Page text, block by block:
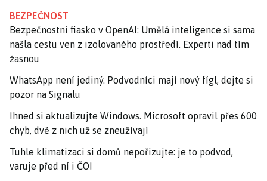
BEZPEČNOST
Bezpečnostní fiasko v OpenAI: Umělá inteligence si sama
našla cestu ven z izolovaného prostředí. Experti nad tím
žasnou
WhatsApp není jediný. Podvodníci mají nový fígl, dejte si
pozor na Signalu
Ihned si aktualizujte Windows. Microsoft opravil přes 600
chyb, dvě z nich už se zneužívají
Tuhle klimatizaci si domů nepořizujte: je to podvod,
varuje před ní i ČOI